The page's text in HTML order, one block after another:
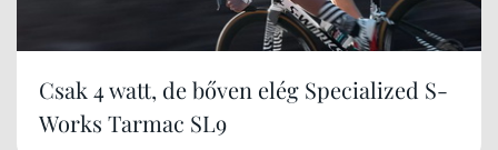
Csak 4 watt, de bőven elég Specialized S-
Works Tarmac SL9